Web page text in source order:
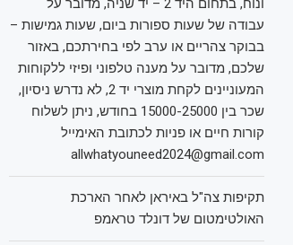
ונוח, בתחום היד 2 – יד שניה, מדובר על
עבודה של שעות ספורות ביום, שעות גמישות –
בבוקר צהריים או ערב לפי בחירתכם, באזור
שלכם, מדובר על מענה טלפוני ופיזי ללקוחות
המעוניינים לקחת מוצרי יד 2, לא נדרש ניסיון,
שכר בין 15000-25000 בחודש, ניתן לשלוח
קורות חיים או פניות לכתובת האימייל
allwhatyouneed2024@gmail.com
תקיפות צה"ל באיראן לאחר הארכת
האולטימטום של דונלד טראמפ